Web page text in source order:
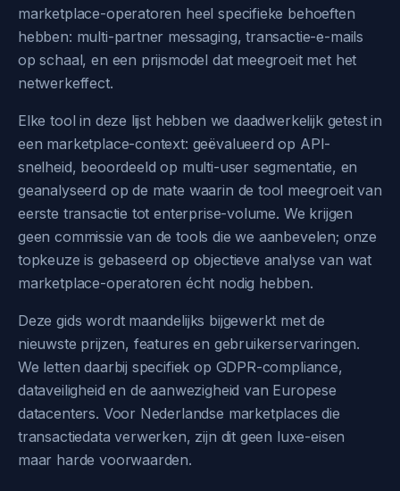
marketplace-operatoren heel specifieke behoeften
hebben: multi-partner messaging, transactie-e-mails
op schaal, en een prijsmodel dat meegroeit met het
netwerkeffect.
Elke tool in deze lijst hebben we daadwerkelijk getest in
een marketplace-context: geëvalueerd op API-
snelheid, beoordeeld op multi-user segmentatie, en
geanalyseerd op de mate waarin de tool meegroeit van
eerste transactie tot enterprise-volume. We krijgen
geen commissie van de tools die we aanbevelen; onze
topkeuze is gebaseerd op objectieve analyse van wat
marketplace-operatoren écht nodig hebben.
Deze gids wordt maandelijks bijgewerkt met de
nieuwste prijzen, features en gebruikerservaringen.
We letten daarbij specifiek op GDPR-compliance,
dataveiligheid en de aanwezigheid van Europese
datacenters. Voor Nederlandse marketplaces die
transactiedata verwerken, zijn dit geen luxe-eisen
maar harde voorwaarden.